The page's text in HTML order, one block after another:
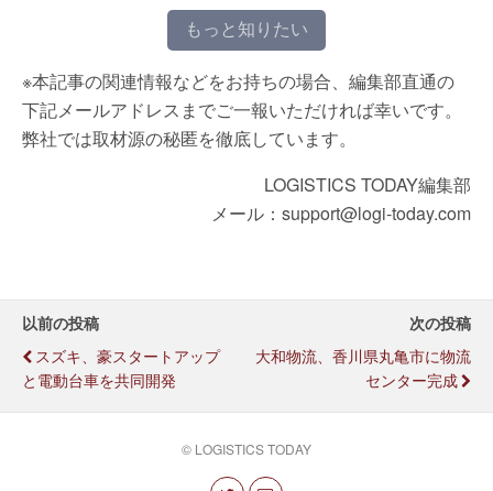
もっと知りたい
※本記事の関連情報などをお持ちの場合、編集部直通の
下記メールアドレスまでご一報いただければ幸いです。
弊社では取材源の秘匿を徹底しています。
LOGISTICS TODAY編集部
メール：support@logi-today.com
以前の投稿
スズキ、豪スタートアップ
と電動台車を共同開発
次の投稿
大和物流、香川県丸亀市に物流
センター完成
© LOGISTICS TODAY